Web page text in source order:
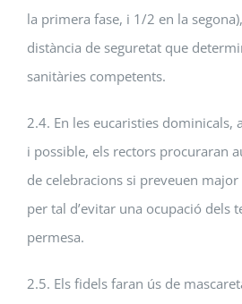
la primera fase, i 1/2 en la
distància de seguretat que
sanitàries competents.
2.4. En les eucaristies dominicals,
i possible, els rectors procuraran
de celebracions si preveuen
per tal d’evitar una ocupació dels
permesa.
2.5. Els fidels faran ús de